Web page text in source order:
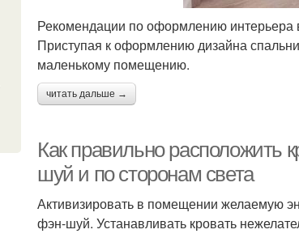
Рекомендации по оформлению интерьера
Приступая к оформлению дизайна
маленькому помещению.
читать дальше →
Как правильно расположить
шуй и по сторонам света
Активизировать в помещении желаемую
фэн-шуй. Устанавливать кровать